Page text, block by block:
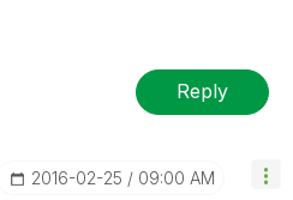
Reply
‎2016-02-25 09:00 AM